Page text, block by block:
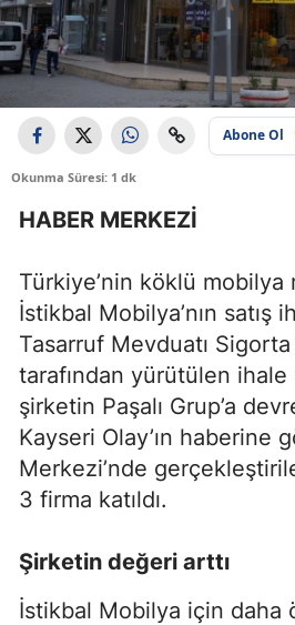
Abone Ol
Okunma Süresi: 1 dk
HABER MERKEZİ
Türkiye’nin köklü mobilya
İstikbal Mobilya’nın satış
Tasarruf Mevduatı
tarafından yürütülen
şirketin Paşalı Grup’a
Kayseri Olay’ın haberine
Merkezi’nde
3 firma katıldı.
Şirketin değeri arttı
İstikbal Mobilya için daha